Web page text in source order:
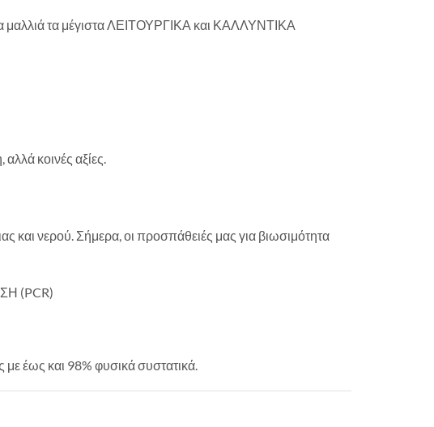
μαλλιά τα μέγιστα ΛΕΙΤΟΥΡΓΙΚΑ και ΚΑΛΛΥΝΤΙΚΑ
κοινές αξίες.
και νερού. Σήμερα, οι προσπάθειές μας για βιωσιμότητα
(PCR)
έως και 98% φυσικά συστατικά.